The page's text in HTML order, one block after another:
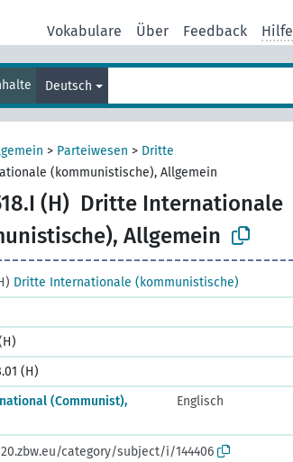
Vokabulare Über Feedback Hilfe
Deutsch
> Parteiwesen > Dritte
(kommunistische), Allgemein
(H) Dritte Internationale
Allgemein
Dritte Internationale (kommunistische)
(H)
(Communist),
Englisch
category/subject/i/144406